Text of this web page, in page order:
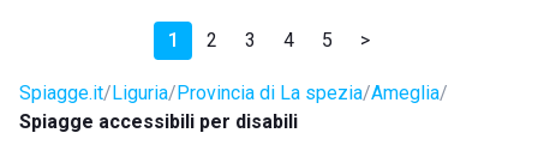
1 2 3 4 5 >
Spiagge.it Liguria Provincia di La spezia Ameglia
Spiagge accessibili per disabili